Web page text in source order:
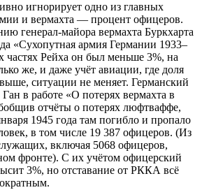
игнорирует одно из главных
и вермахта — процент офицеров.
генерал-майора вермахта Буркхарта
«Сухопутная армия Германии 1933–
частях Рейха он был меньше 3%, на
же, и даже учёт авиации, где доля
ситуации не меняет. Германский
в работе «О потерях вермахта в
отчёты о потерях люфтваффе,
1945 года там погибло и пропало
в том числе 19 387 офицеров. (Из
включая 5068 офицеров,
фронте). С их учётом офицерский
3%, но отставание от РККА всё